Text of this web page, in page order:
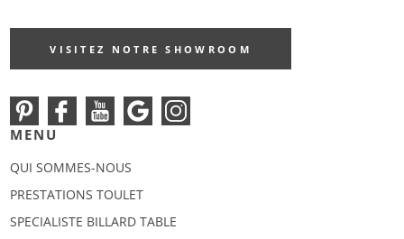
VISITEZ NOTRE SHOWROOM
MENU
QUI SOMMES-NOUS
PRESTATIONS TOULET
SPECIALISTE BILLARD TABLE